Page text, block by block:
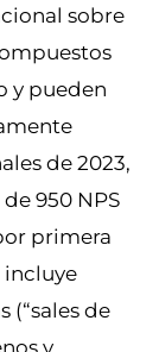
sobre
y pueden
de 2023,
950 NPS
primera
incluye
(“sales de
y